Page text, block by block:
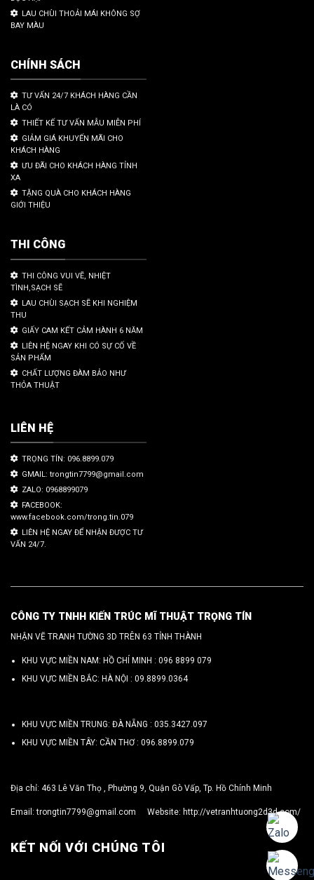
LAU CHÙI THOẢI MÁI KHÔNG SỢ
BAY MÀU
CHÍNH SÁCH
TƯ VẤN 24/7 KHÁCH HÀNG CẦN
LÀ CÓ
THIẾT KẾ TƯ VẤN MẪU MIỄN PHÍ
GIẢM GIÁ KHUYẾN MÃI CHO
KHÁCH HÀNG
ƯU ĐÃI CHO KHÁCH HÀNG TỈNH
XA
TẶNG QUÀ CHO KHÁCH HÀNG
GIỚI THIỆU
THI CÔNG
THI CÔNG VUI VẼ, NHIỆT
TÌNH,SẠCH SẼ
LAU CHÙI SẠCH SẼ KHI NGHIỆM
THU
GIẤY CAM KẾT CẢM HÀNH 6 NĂM
LIÊN HỆ NGAY KHI CÓ SỰ CỐ VỀ
SẢN PHẨM
CHẤT LƯỢNG ĐÀM BẢO NHƯ
THỎA THUẬT
LIÊN HỆ
TRỌNG TÍN: 096.8899.079
GMAIL: trongtin7799@gmail.com
ZALO: 0968899079
FACEBOOK:
www.facebook.com/trong.tin.079
LIÊN HỆ NGAY ĐỂ NHẬN ĐƯỢC TƯ
VẤN 24/7.
CÔNG TY TNHH KIẾN TRÚC MĨ THUẬT TRỌNG TÍN
NHẬN VẼ TRANH TƯỜNG 3D TRÊN 63 TỈNH THÀNH
KHU VỰC MIỀN NAM: HỒ CHÍ MINH : 096 8899 079
KHU VỰC MIỀN BẮC: HÀ NỘI : 09.8899.0364
KHU VỰC MIỀN TRUNG: ĐÀ NẴNG : 035.3427.097
KHU VỰC MIỀN TÂY: CẦN THƠ : 096.8899.079
Địa chỉ: 463 Lê Văn Thọ , Phường 9, Quận Gò Vấp, Tp. Hồ Chính Minh
Email:trongtin7799@gmail.com Website: http://vetranhtuong2d3d.com/
KẾT NỐI VỚI CHÚNG TÔI